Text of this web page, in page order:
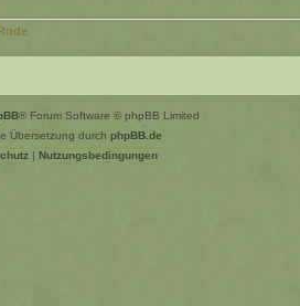
® Forum Software © phpBB Limited
Übersetzung durch phpBB.de
| Nutzungsbedingungen